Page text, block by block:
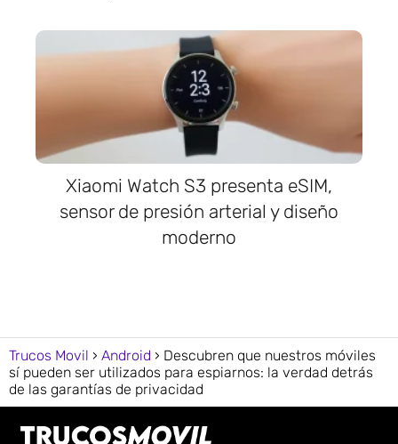
Xiaomi Watch S3 presenta eSIM,
sensor de presión arterial y diseño
moderno
Trucos Movil Android
Descubren que nuestros móviles
sí pueden ser utilizados para espiarnos: la verdad detrás
de las garantías de privacidad